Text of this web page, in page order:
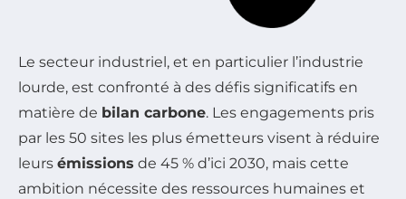
Le secteur industriel, et en particulier l’industrie
lourde, est confronté à des défis significatifs en
matière de bilan carbone. Les engagements pris
par les 50 sites les plus émetteurs visent à réduire
leurs émissions de 45 % d’ici 2030, mais cette
ambition nécessite des ressources humaines et